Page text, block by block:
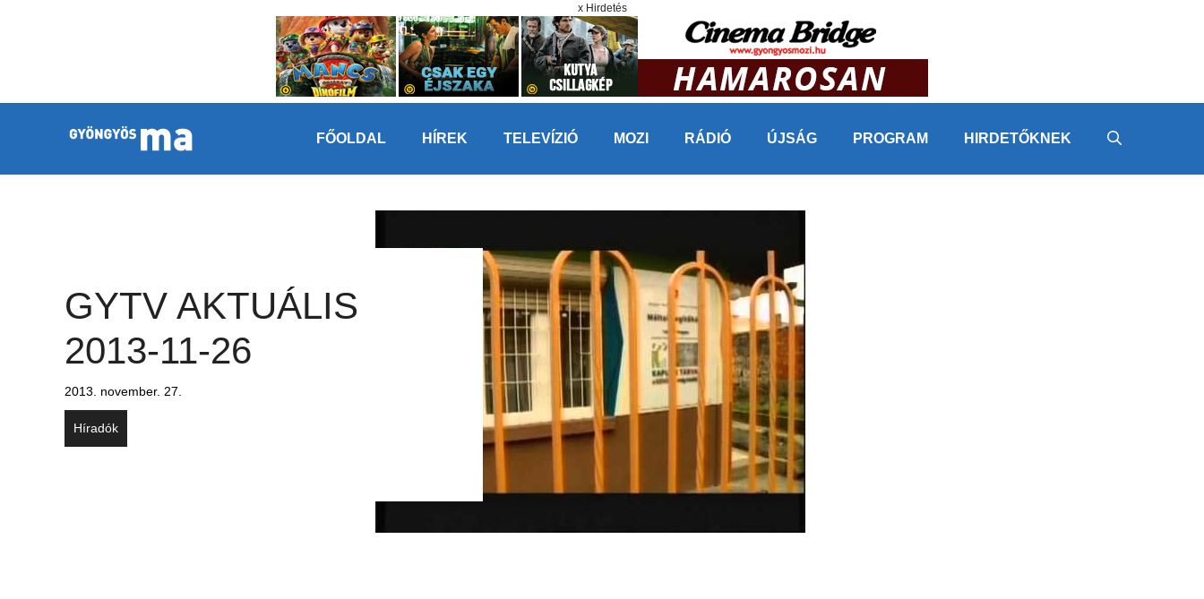
x Hirdetés
FŐOLDAL HÍREK TELEVÍZIÓ MOZI RÁDIÓ ÚJSÁG PROGRAM HIRDETŐKNEK
GYTV AKTUÁLIS
2013-11-26
2013. november. 27.
Híradók